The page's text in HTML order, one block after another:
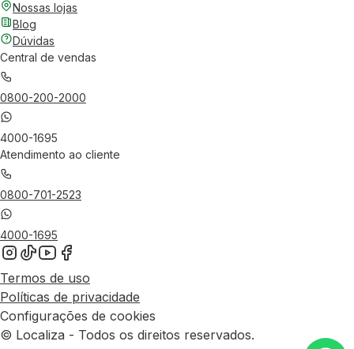
Nossas lojas
Blog
Dúvidas
Central de vendas
0800-200-2000
4000-1695
Atendimento ao cliente
0800-701-2523
4000-1695
Termos de uso
Políticas de privacidade
Configurações de cookies
© Localiza - Todos os direitos reservados.